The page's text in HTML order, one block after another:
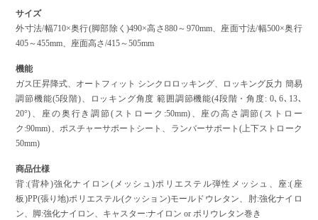
サイズ
外寸法/幅710×奥行(脚部除く)490×高さ880～970mm、座面寸法/幅500×奥行
405～455mm、座面高さ/415～505mm
機能
ガス圧昇降式、オートフィット シンクロロッキング、ロッキング反力 簡易
調節機能(5段階)、ロッキング角度 範囲調節機能(4段階・角度: 0､6､13､
20°)、座の奥行き調節(ストローク:50mm)、座の高さ調節(ストロー
ク:90mm)、ポスチャーサポートシート、ランバーサポート(上下ストローク
50mm)
商品仕様
背:(背枠)強化ナイロン(メッシュ)ポリエステル弾性メッシュ、座:(座
板)PP(張り地)ポリエステル(クッション)モールドウレタン、肘:強化ナイロ
ン、脚:強化ナイロン、キャスター:ナイロン or ポリウレタン巻き